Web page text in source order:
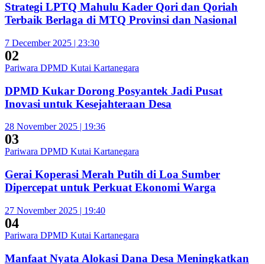
Strategi LPTQ Mahulu Kader Qori dan Qoriah
Terbaik Berlaga di MTQ Provinsi dan Nasional
7 December 2025 | 23:30
02
Pariwara DPMD Kutai Kartanegara
DPMD Kukar Dorong Posyantek Jadi Pusat
Inovasi untuk Kesejahteraan Desa
28 November 2025 | 19:36
03
Pariwara DPMD Kutai Kartanegara
Gerai Koperasi Merah Putih di Loa Sumber
Dipercepat untuk Perkuat Ekonomi Warga
27 November 2025 | 19:40
04
Pariwara DPMD Kutai Kartanegara
Manfaat Nyata Alokasi Dana Desa Meningkatkan